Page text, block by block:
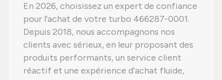
En 2026, choisissez un expert de confiance
pour l'achat de votre turbo 466287-0001.
Depuis 2018, nous accompagnons nos
clients avec sérieux, en leur proposant des
produits performants, un service client
réactif et une expérience d'achat fluide,